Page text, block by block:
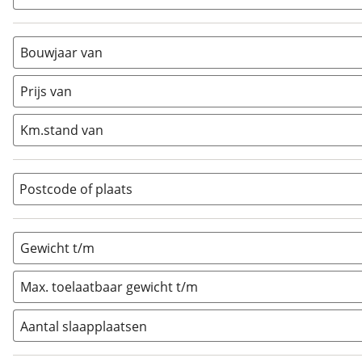
Alkoof (0)
Busmodel
Caravan (0)
Half-integraal
Integraal (0)
Opzetunit (0
Vouwwagen (0)
Bouwjaar van
Prijs van
Km.stand van
Postcode of plaats
Gewicht t/m
Max. toelaatbaar gewicht t/m
Aantal slaapplaatsen
1 (0)